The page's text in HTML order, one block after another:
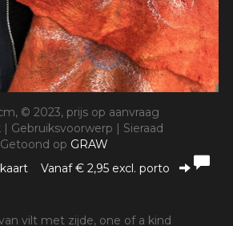
© 2023, prijs op aanvraag
Gebruiksvoorwerp | Sieraad
Getoond op GRAW
Vanaf € 2,95 excl. porto
vilt met zijde, one of a kind